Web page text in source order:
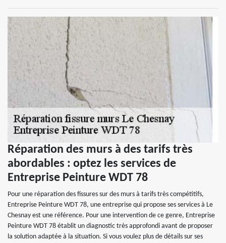
Réparation des murs à des tarifs très
abordables : optez les services de
Entreprise Peinture WDT 78
Pour une réparation des fissures sur des murs à tarifs très compétitifs,
Entreprise Peinture WDT 78, une entreprise qui propose ses services à Le
Chesnay est une référence. Pour une intervention de ce genre, Entreprise
Peinture WDT 78 établit un diagnostic très approfondi avant de proposer
la solution adaptée à la situation. Si vous voulez plus de détails sur ses